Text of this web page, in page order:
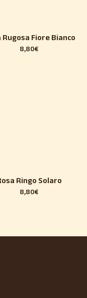
Rugosa Fiore Bianco
8,80€
Ringo Solaro
8,80€